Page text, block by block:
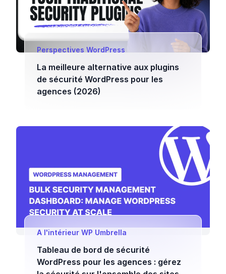
Perspectives WordPress
La meilleure alternative aux plugins
de sécurité WordPress pour les
agences (2026)
A l'intérieur WP Umbrella
Tableau de bord de sécurité
WordPress pour les agences : gérez